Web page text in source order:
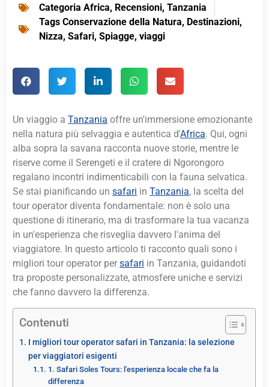
Categoria Africa, Recensioni,Tanzania
Tags Conservazione della Natura, Destinazioni,
Nizza,Safari,Spiagge,viaggi
Un viaggio aTanzania offre un'immersione emozionante
nella natura più selvaggia e autentica d'Africa. Qui, ogni
alba sopra la savana racconta nuove storie, mentre le
riserve come il Serengeti e il cratere di Ngorongoro
regalano incontri indimenticabili con la fauna selvatica.
Se stai pianificando unsafari inTanzania, la scelta del
tour operator diventa fondamentale: non è solo una
questione di itinerario, ma di trasformare la tua vacanza
in un'esperienza che risveglia davvero l'anima del
viaggiatore. In questo articolo ti racconto quali sono i
migliori tour operator persafari in Tanzania, guidandoti
tra proposte personalizzate, atmosfere uniche e servizi
che fanno davvero la differenza.
Contenuti
I migliori tour operator safari in Tanzania: la selezione
per viaggiatori esigenti
1. Safari Soles Tours: l'esperienza locale che fa la
differenza